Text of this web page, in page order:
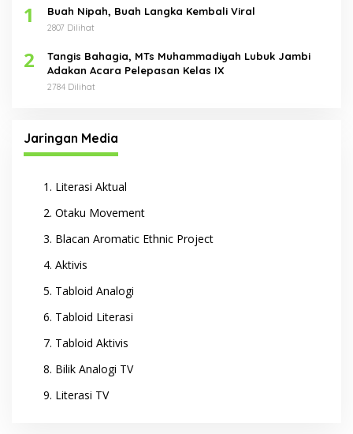
1 Buah Nipah, Buah Langka Kembali Viral
2807 Dilihat
2
Tangis Bahagia, MTs Muhammadiyah Lubuk Jambi
Adakan Acara Pelepasan Kelas IX
2784 Dilihat
Jaringan Media
Literasi Aktual
Otaku Movement
Blacan Aromatic Ethnic Project
Aktivis
Tabloid Analogi
Tabloid Literasi
Tabloid Aktivis
Bilik Analogi TV
Literasi TV